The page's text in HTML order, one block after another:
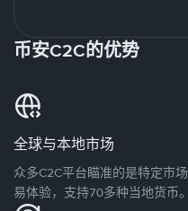
币安C2C的优势
全球与本地市场
众多C2C平台瞄准的是特定市
易体验，支持70多种当地货币。